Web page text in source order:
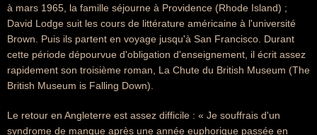
à mars 1965, la famille séjourne à Providence (Rhode Island) ;
David Lodge suit les cours de littérature américaine à l'université
Brown. Puis ils partent en voyage jusqu'à San Francisco. Durant
cette période dépourvue d'obligation d'enseignement, il écrit assez
rapidement son troisième roman, La Chute du British Museum (The
British Museum is Falling Down).
Le retour en Angleterre est assez difficile : « Je souffrais d'un
syndrome de manque après une année euphorique passée en